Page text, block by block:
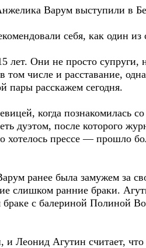
Варум выступили в
себя, как один из
Они не просто супруги,
числе и расставание,
пары расскажем сегодня.
когда познакомилась
дуэтом, после которого
хотелось прессе — прошло
ранее была замужем за
слишком ранние браки.
с балериной Полиной
Леонид Агутин считает,